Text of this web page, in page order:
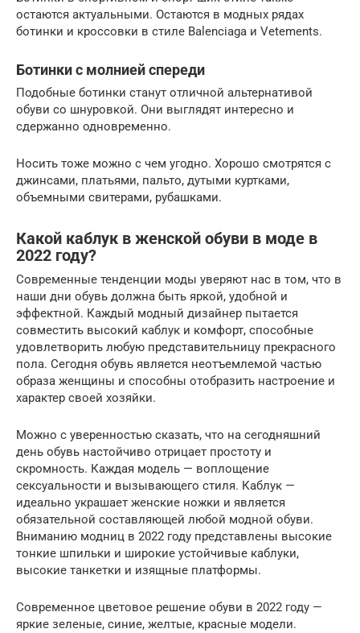
остаются актуальными. Остаются в модных рядах
ботинки и кроссовки в стиле Balenciaga и Vetements.
Ботинки с молнией спереди
Подобные ботинки станут отличной альтернативой
обуви со шнуровкой. Они выглядят интересно и
сдержанно одновременно.
Носить тоже можно с чем угодно. Хорошо смотрятся с
джинсами, платьями, пальто, дутыми куртками,
объемными свитерами, рубашками.
Какой каблук в женской обуви в моде в
2022 году?
Современные тенденции моды уверяют нас в том, что в
наши дни обувь должна быть яркой, удобной и
эффектной. Каждый модный дизайнер пытается
совместить высокий каблук и комфорт, способные
удовлетворить любую представительницу прекрасного
пола. Сегодня обувь является неотъемлемой частью
образа женщины и способны отобразить настроение и
характер своей хозяйки.
Можно с уверенностью сказать, что на сегодняшний
день обувь настойчиво отрицает простоту и
скромность. Каждая модель — воплощение
сексуальности и вызывающего стиля. Каблук —
идеально украшает женские ножки и является
обязательной составляющей любой модной обуви.
Вниманию модниц в 2022 году представлены высокие
тонкие шпильки и широкие устойчивые каблуки,
высокие танкетки и изящные платформы.
Современное цветовое решение обуви в 2022 году —
яркие зеленые, синие, желтые, красные модели.